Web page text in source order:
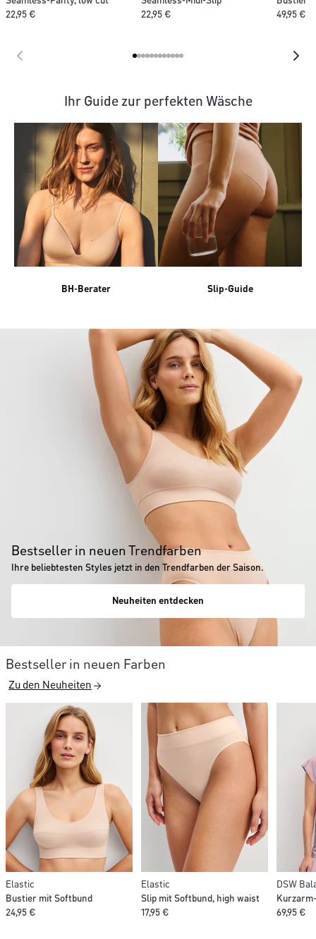
22,95 €
22,95 €
49,95 €
Ihr Guide zur perfekten Wäsche
BH-Berater Slip-Guide
Bestseller in neuen Trendfarben
Ihre beliebtesten Styles jetzt in den Trendfarben der Saison.
Neuheiten entdecken
Bestseller in neuen Farben
Zu den Neuheiten
Elastic
Bustier mit Softbund
24,95 €
Elastic
Slip mit Softbund, high waist
17,95 €
DSW
69,95 €